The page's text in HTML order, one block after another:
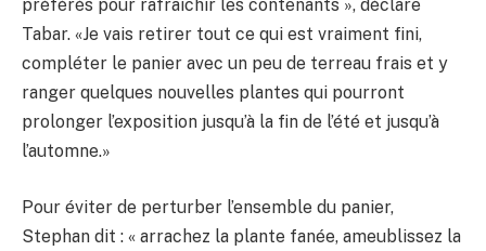
préférés pour rafraîchir les contenants », déclare
Tabar. «Je vais retirer tout ce qui est vraiment fini,
compléter le panier avec un peu de terreau frais et y
ranger quelques nouvelles plantes qui pourront
prolonger l’exposition jusqu’à la fin de l’été et jusqu’à
l’automne.»
Pour éviter de perturber l’ensemble du panier,
Stephan dit : « arrachez la plante fanée, ameublissez la